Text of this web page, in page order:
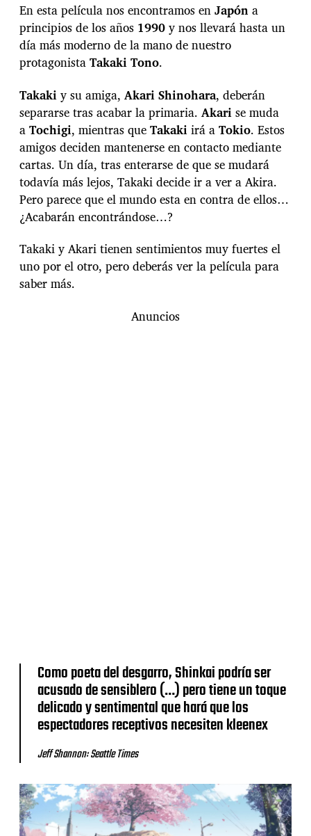
En esta película nos encontramos enJapón a
principios de los años 1990y nos llevará hasta un
día más moderno de la mano de nuestro
protagonistaTakaki Tono.
Takakiy su amiga, Akari Shinohara, deberán
separarse tras acabar la primaria. Akarise muda
aTochigi, mientras queTakakiirá aTokio. Estos
amigos deciden mantenerse en contacto mediante
cartas. Un día, tras enterarse de que se mudará
todavía más lejos, Takaki decide ir a ver a Akira.
Pero parece que el mundo esta en contra de ellos…
¿Acabarán encontrándose…?
Takaki y Akari tienen sentimientos muy fuertes el
uno por el otro, pero deberás ver la película para
saber más.
Anuncios
Como poeta del desgarro, Shinkai podría ser
acusado de sensiblero (…) pero tiene un toque
delicado y sentimental que hará que los
espectadores receptivos necesiten kleenex
Jeff Shannon: Seattle Times